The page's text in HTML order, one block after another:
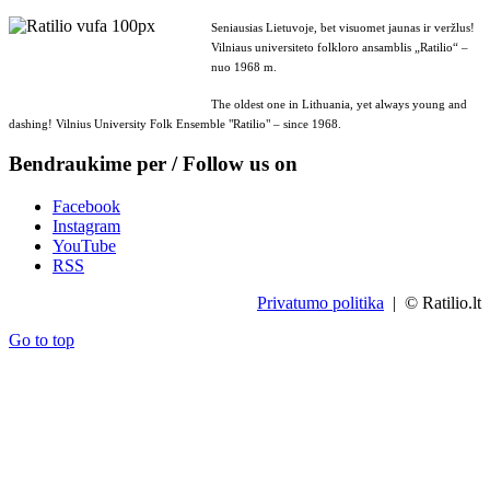
Seniausias Lietuvoje, bet visuomet jaunas ir veržlus!
Vilniaus universiteto folkloro ansamblis „Ratilio“ –
nuo 1968 m.
The oldest one in Lithuania, yet always young and
dashing! Vilnius University Folk Ensemble "Ratilio" – since 1968.
Bendraukime per / Follow us on
Facebook
Instagram
YouTube
RSS
Privatumo politika | © Ratilio.lt
Go to top